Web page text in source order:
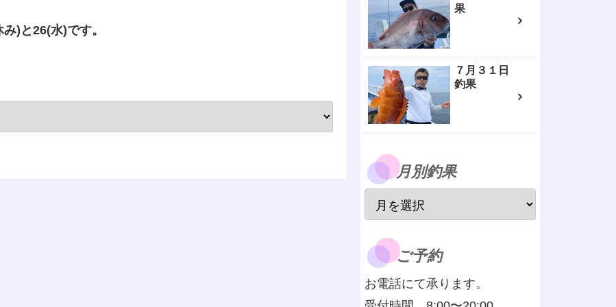
)と26(水)です。
果
７月３１日
釣果
月別釣果
ご予約
お電話にて承ります。